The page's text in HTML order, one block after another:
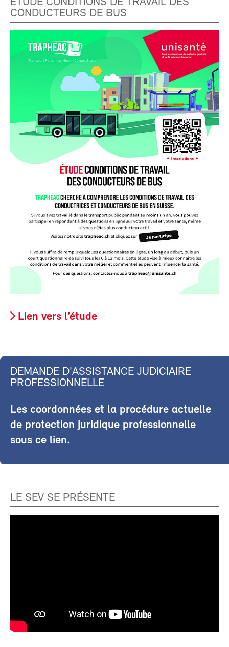
ÉTUDE CONDITIONS DE TRAVAIL DES
CONDUCTEURS DE BUS
Lien vers l’étude
DEMANDE D'ASSISTANCE JUDICIAIRE
PROFESSIONNELLE
Les coordonnées et la procédure actuelle
de protection juridique professionnelle
sous ce lien.
LE SEV SE PRÉSENTE